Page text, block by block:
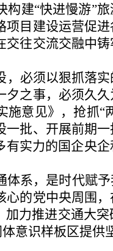
建“快进慢游”
目建设运营促进
往交流交融中
必须以狠抓落实
之事，必须久久
意见》，抢抓“
批、开展前期
实力的国企央
系，是时代赋予
的党中央周围
加力推进交通大
意识样板区提供